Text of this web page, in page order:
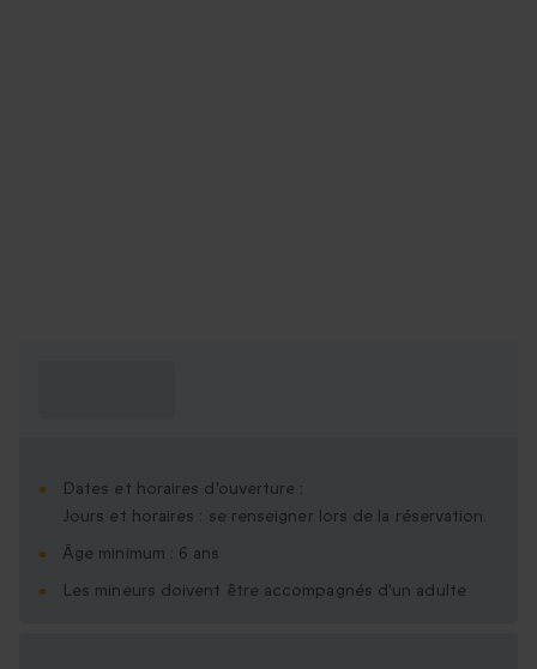
Dates et horaires d'ouverture :
Jours et horaires : se renseigner lors de la réservation.
Âge minimum : 6 ans
Les mineurs doivent être accompagnés d'un adulte